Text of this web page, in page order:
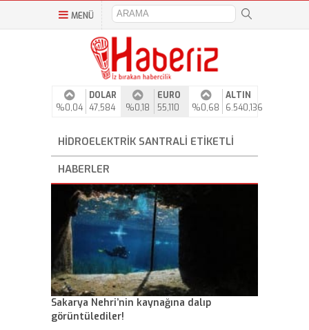
MENÜ
%0,04
DOLAR
47,584
%0,18
EURO
55,110
%0,68
ALTIN
6.540,136
HIDROELEKTRIK SANTRALI ETIKETLI
HABERLER
Sakarya Nehri’nin kaynağına dalıp
görüntülediler!